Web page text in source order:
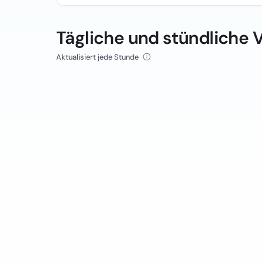
Tägliche und stündliche
Aktualisiert jede Stunde